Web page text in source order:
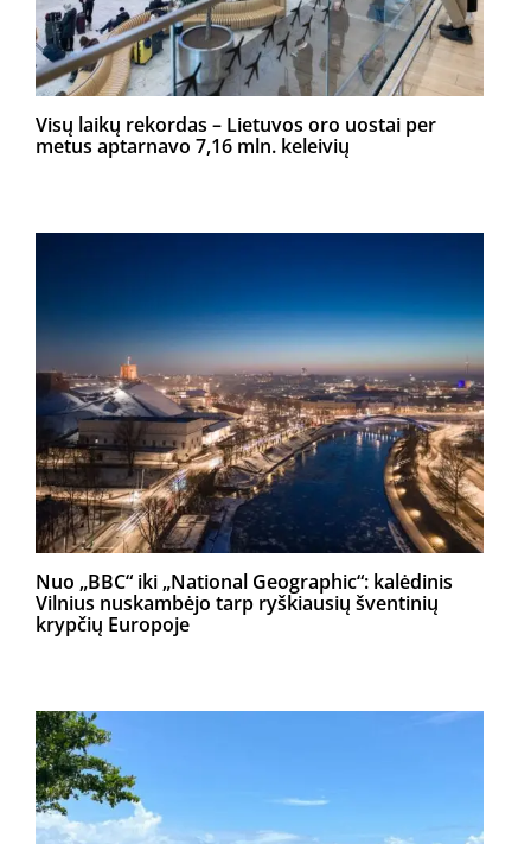
Visų laikų rekordas – Lietuvos oro uostai per
metus aptarnavo 7,16 mln. keleivių
Nuo „BBC“ iki „National Geographic“: kalėdinis
Vilnius nuskambėjo tarp ryškiausių šventinių
krypčių Europoje